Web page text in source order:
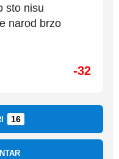
sto nisu
narod brzo
-32
16